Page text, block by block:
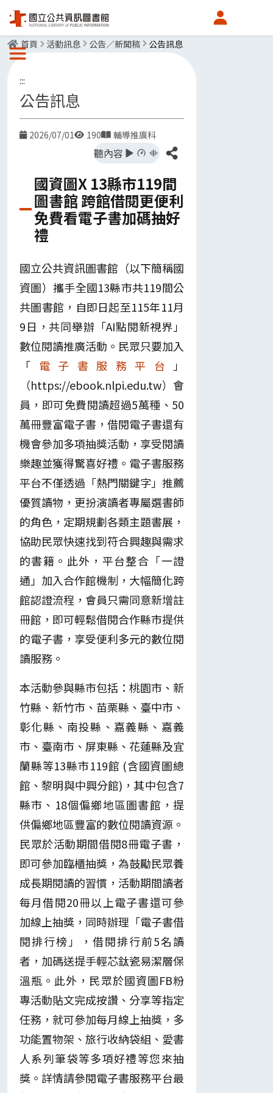
會員中心
選單按鈕
首頁 活動訊息 公告／新聞稿 公告訊息
:::
公告訊息
日期
2026/07/01 點閱數
190 發布單位
輔導推廣科
聽內容 分享
國資圖X 13縣市119間
圖書館 跨館借閱更便利
免費看電子書加碼抽好
禮
國立公共資訊圖書館（以下簡稱國
資圖）攜手全國13縣市共119間公
共圖書館，自即日起至115年11月
9日，共同舉辦「AI點閱新視界」
數位閱讀推廣活動。民眾只要加入
「 電子書服務平台
」
（https://ebook.nlpi.edu.tw）會
員，即可免費閱讀超過5萬種、50
萬冊豐富電子書，借閱電子書還有
機會參加多項抽獎活動，享受閱讀
樂趣並獲得驚喜好禮。電子書服務
平台不僅透過「熱門關鍵字」推薦
優質讀物，更扮演讀者專屬選書師
的角色，定期規劃各類主題書展，
協助民眾快速找到符合興趣與需求
的書籍。此外，平台整合「一證
通」加入合作館機制，大幅簡化跨
館認證流程，會員只需同意新增註
冊館，即可輕鬆借閱合作縣市提供
的電子書，享受便利多元的數位閱
讀服務。
本活動參與縣市包括：桃園市、新
竹縣、新竹市、苗栗縣、臺中市、
彰化縣、南投縣、嘉義縣、嘉義
市、臺南市、屏東縣、花蓮縣及宜
蘭縣等13縣市119館 (含國資圖總
館、黎明與中興分館)，其中包含7
縣市、18個偏鄉地區圖書館，提
供偏鄉地區豐富的數位閱讀資源。
民眾於活動期間借閱8冊電子書，
即可參加臨櫃抽獎，為鼓勵民眾養
成長期閱讀的習慣，活動期間讀者
每月借閱20冊以上電子書還可參
加線上抽獎，同時辦理「電子書借
閱排行榜」，借閱排行前5名讀
者，加碼送提手輕芯鈦瓷易潔層保
溫瓶。此外，民眾於國資圖FB粉
專活動貼文完成按讚、分享等指定
任務，就可參加每月線上抽獎，多
功能置物架、旅行收納袋組、愛書
人系列筆袋等多項好禮等您來抽
獎。詳情請參閱電子書服務平台最